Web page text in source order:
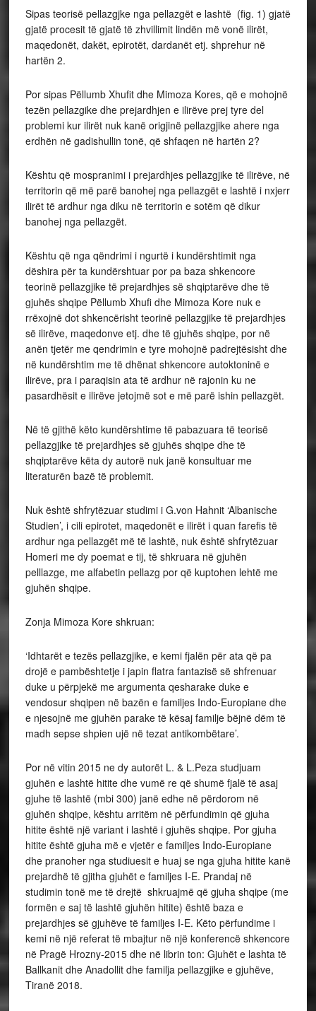
Sipas teorisë pellazgjke nga pellazgët e lashtë (fig. 1) gjatë
gjatë procesit të gjatë të zhvillimit lindën më vonë ilirët,
maqedonët, dakët, epirotët, dardanët etj. shprehur në
hartën 2.
Por sipas Pëllumb Xhufit dhe Mimoza Kores, që e mohojnë
tezën pellazgike dhe prejardhjen e ilirëve prej tyre del
problemi kur ilirët nuk kanë origjinë pellazgjike ahere nga
erdhën në gadishullin tonë, që shfaqen në hartën 2?
Kështu që mospranimi i prejardhjes pellazgjike të ilirëve, në
territorin që më parë banohej nga pellazgët e lashtë i nxjerr
ilirët të ardhur nga diku në territorin e sotëm që dikur
banohej nga pellazgët.
Kështu që nga qëndrimi i ngurtë i kundërshtimit nga
dëshira për ta kundërshtuar por pa baza shkencore
teorinë pellazgjike të prejardhjes së shqiptarëve dhe të
gjuhës shqipe Pëllumb Xhufi dhe Mimoza Kore nuk e
rrëxojnë dot shkencërisht teorinë pellazgjike të prejardhjes
së ilirëve, maqedonve etj. dhe të gjuhës shqipe, por në
anën tjetër me qendrimin e tyre mohojnë padrejtësisht dhe
në kundërshtim me të dhënat shkencore autoktoninë e
ilirëve, pra i paraqisin ata të ardhur në rajonin ku ne
pasardhësit e ilirëve jetojmë sot e më parë ishin pellazgët.
Në të gjithë këto kundërshtime të pabazuara të teorisë
pellazgjike të prejardhjes së gjuhës shqipe dhe të
shqiptarëve këta dy autorë nuk janë konsultuar me
literaturën bazë të problemit.
Nuk është shfrytëzuar studimi i G.von Hahnit ‘Albanische
Studien’, i cili epirotet, maqedonët e ilirët i quan farefis të
ardhur nga pellazgët më të lashtë, nuk është shfrytëzuar
Homeri me dy poemat e tij, të shkruara në gjuhën
pelllazge, me alfabetin pellazg por që kuptohen lehtë me
gjuhën shqipe.
Zonja Mimoza Kore shkruan:
‘Idhtarët e tezës pellazgjike, e kemi fjalën për ata që pa
drojë e pambështetje i japin flatra fantazisë së shfrenuar
duke u përpjekë me argumenta qesharake duke e
vendosur shqipen në bazën e familjes Indo-Europiane dhe
e njesojnë me gjuhën parake të kësaj familje bëjnë dëm të
madh sepse shpien ujë në tezat antikombëtare’.
Por në vitin 2015 ne dy autorët L. & L.Peza studjuam
gjuhën e lashtë hitite dhe vumë re që shumë fjalë të asaj
gjuhe të lashtë (mbi 300) janë edhe në përdorom në
gjuhën shqipe, kështu arritëm në përfundimin që gjuha
hitite është një variant i lashtë i gjuhës shqipe. Por gjuha
hitite është gjuha më e vjetër e familjes Indo-Europiane
dhe pranoher nga studiuesit e huaj se nga gjuha hitite kanë
prejardhë të gjitha gjuhët e familjes I-E. Prandaj në
studimin tonë me të drejtë shkruajmë që gjuha shqipe (me
formën e saj të lashtë gjuhën hitite) është baza e
prejardhjes së gjuhëve të familjes I-E. Këto përfundime i
kemi në një referat të mbajtur në një konferencë shkencore
në Pragë Hrozny-2015 dhe në librin ton: Gjuhët e lashta të
Ballkanit dhe Anadollit dhe familja pellazgjike e gjuhëve,
Tiranë 2018.